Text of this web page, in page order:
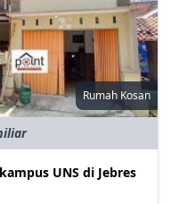
Rumah Kosan
UNS di Jebres